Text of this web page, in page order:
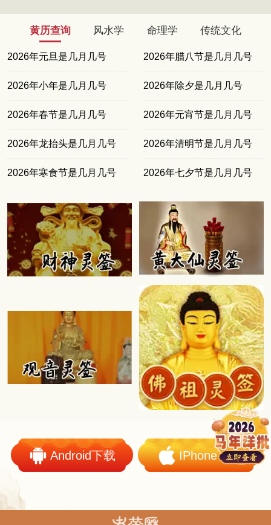
黄历查询 风水学 命理学 传统文化
2026年元旦是几月几号 2026年腊八节是几月几号
2026年小年是几月几号 2026年除夕是几月几号
2026年春节是几月几号 2026年元宵节是几月几号
2026年龙抬头是几月几号 2026年清明节是几月几号
2026年寒食节是几月几号 2026年七夕节是几月几号
Android下载 IPhone下载